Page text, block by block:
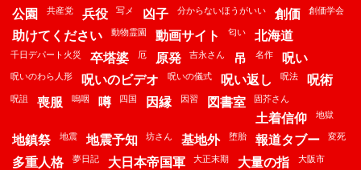
公園 共産党 兵役 写メ 凶子 分からないほうがいい 創価 創価学会
助けてください 動物霊園 動画サイト 匂い 北海道
千日デパート火災 卒塔婆 厄 原発 吉永さん 吊 名作 呪い
呪いのわら人形 呪いのビデオ 呪いの儀式 呪い返し 呪法 呪術
呪詛 喪服 嗚咽 噂 四国 因縁 因習 図書室 固芥さん
土着信仰 地獄
地鎮祭 地震 地震予知 坊さん 基地外 堕胎 報道タブー 変死
多重人格 夢日記 大日本帝国軍 大正末期 大量の指 大阪市